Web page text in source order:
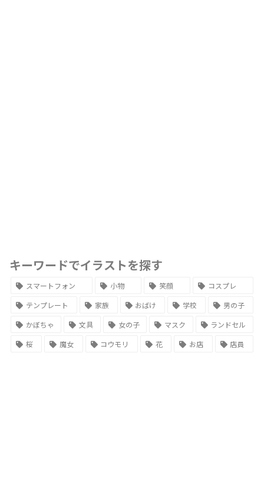
キーワードでイラストを探す
スマートフォン 小物 笑顔
コスプレ
テンプレート
家族 おばけ 学校
男の子
かぼちゃ
文具 女の子 マスク
ランドセル
桜
魔女 コウモリ 花 お店 店員